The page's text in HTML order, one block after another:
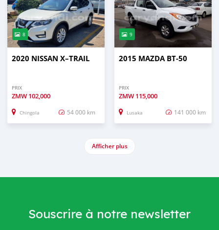
8
2020 NISSAN X–TRAIL
PRIX
ZMW 102,000
Chingola 54 000 km
9
2015 MAZDA BT-50
PRIX
ZMW 115,000
Lusaka 141 000 km
Afficher plus
Souscrire à notre newsletter